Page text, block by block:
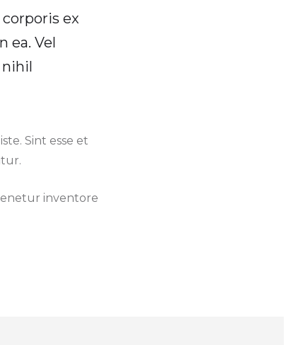
ex
ea. Vel
Sint esse et
inventore